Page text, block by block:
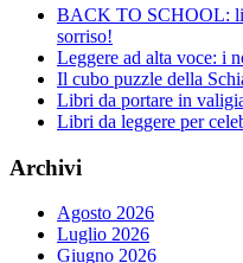
BACK TO SCHOOL:
sorriso!
Leggere ad alta voce: i
Il cubo puzzle della
Libri da portare in
Libri da leggere per
Archivi
Agosto 2026
Luglio 2026
Giugno 2026